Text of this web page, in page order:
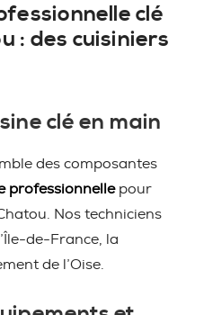
clé
: des cuisiniers
clé en main
des composantes
professionnellepour
Nos techniciens
de-France, la
de l’Oise.